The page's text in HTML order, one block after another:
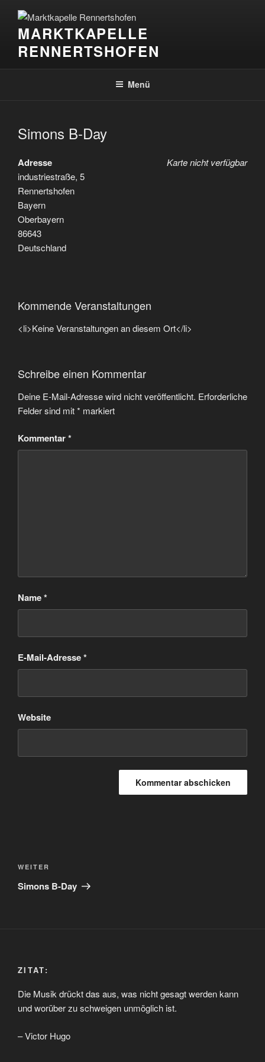
Inhalt
springenMARKTKAPELLE
RENNERTSHOFEN
Menü
Simons B-Day
Karte nicht verfügbar
Adresse
industriestraße, 5
Rennertshofen
Bayern
Oberbayern
86643
Deutschland
Kommende Veranstaltungen
<li>Keine Veranstaltungen an diesem Ort</li>
Schreibe einen Kommentar
Deine E-Mail-Adresse wird nicht veröffentlicht. Erforderliche
Felder sind mit* markiert
Kommentar*
Name*
E-Mail-Adresse*
Website
Nächster
Beitrag
WEITER
Simons B-Day
ZITAT:
Die Musik drückt das aus, was nicht gesagt werden kann
und worüber zu schweigen unmöglich ist.
– Victor Hugo